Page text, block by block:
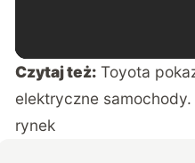
Czytaj też: Toyota
elektryczne
rynek